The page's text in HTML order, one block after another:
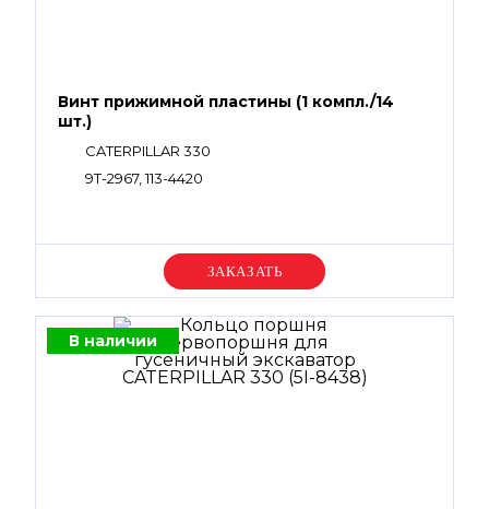
Винт прижимной пластины (1 компл./14
шт.)
CATERPILLAR 330
9T-2967, 113-4420
Уточняйте цену
В наличии